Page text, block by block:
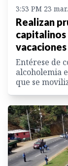
3:53 PM 23
Realizan
capitalinos
Entérese de
alcoholemia
que se